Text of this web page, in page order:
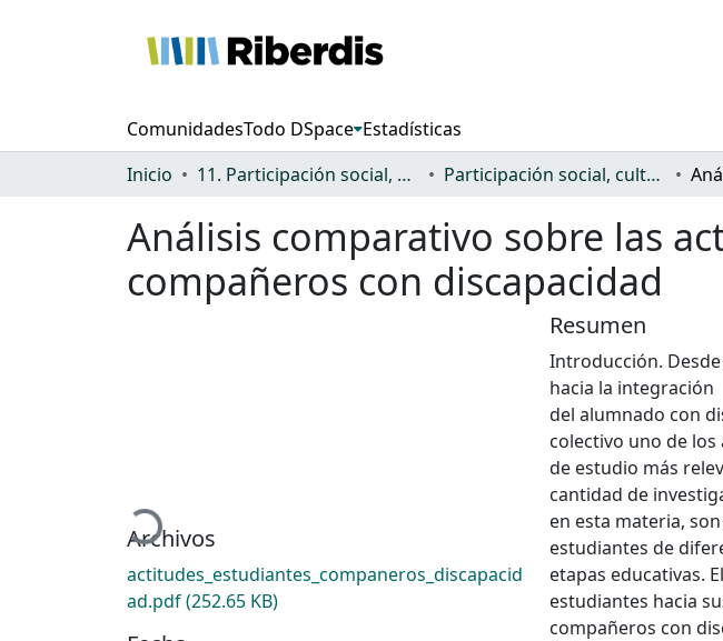
ComunidadesTodo DSpace Estadísticas
Inicio
11. Participación social, cultural y política Participación social, cultural y política
Análisis comparativo sobre las
compañeros con discapacidad
Cargando...
Archivos
actitudes_estudiantes_companeros_discapacid
ad.pdf(252.65 KB)
Resumen
Introducción.
hacia la integración
del alumnado con
colectivo uno de los
de estudio más
cantidad de
en esta materia,
estudiantes de
etapas educativas.
estudiantes hacia
compañeros con